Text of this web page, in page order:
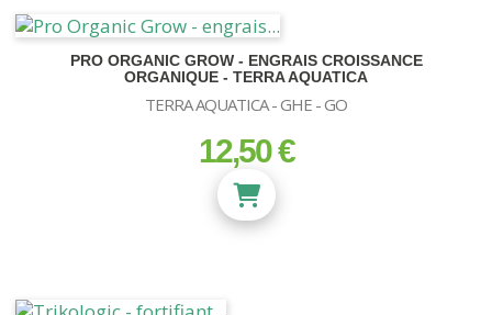
PRO ORGANIC GROW - ENGRAIS CROISSANCE
ORGANIQUE - TERRA AQUATICA
TERRA AQUATICA - GHE - GO
prix
12,50 €